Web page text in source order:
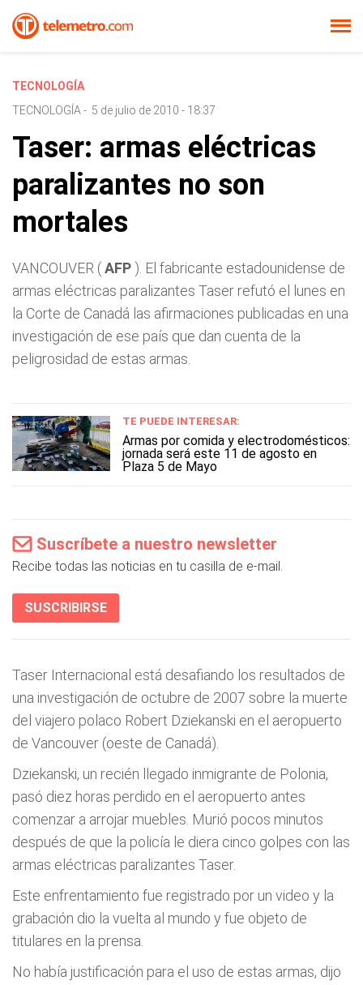
TECNOLOGÍA
TECNOLOGÍA - 5 de julio de 2010 - 18:37
Taser: armas eléctricas
paralizantes no son
mortales
VANCOUVER (AFP ). El fabricante estadounidense de
armas eléctricas paralizantes Taser refutó el lunes en
la Corte de Canadá las afirmaciones publicadas en una
investigación de ese país que dan cuenta de la
peligrosidad de estas armas.
TE PUEDE INTERESAR:
Armas por comida y electrodomésticos:
jornada será este 11 de agosto en
Plaza 5 de Mayo
Suscríbete a nuestro newsletter
Recibe todas las noticias en tu casilla de e-mail.
SUSCRIBIRSE
Taser Internacional está desafiando los resultados de
una investigación de octubre de 2007 sobre la muerte
del viajero polaco Robert Dziekanski en el aeropuerto
de Vancouver (oeste de Canadá).
Dziekanski, un recién llegado inmigrante de Polonia,
pasó diez horas perdido en el aeropuerto antes
comenzar a arrojar muebles. Murió pocos minutos
después de que la policía le diera cinco golpes con las
armas eléctricas paralizantes Taser.
Este enfrentamiento fue registrado por un video y la
grabación dio la vuelta al mundo y fue objeto de
titulares en la prensa.
No había justificación para el uso de estas armas, dijo